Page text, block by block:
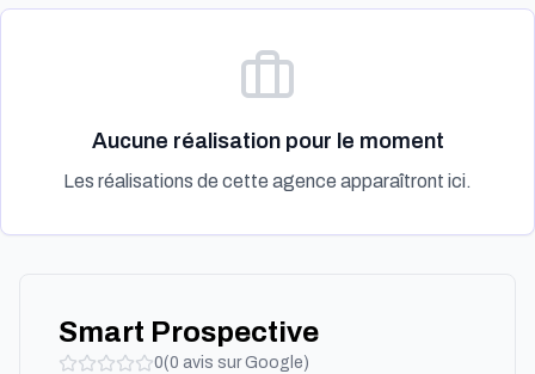
Aucune réalisation pour le moment
Les réalisations de cette agence apparaîtront ici.
Smart Prospective
0(0 avis sur Google)